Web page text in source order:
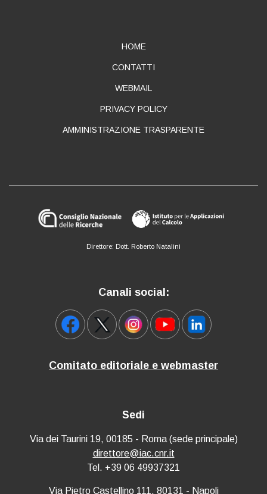
HOME
CONTATTI
WEBMAIL
PRIVACY POLICY
AMMINISTRAZIONE TRASPARENTE
Direttore: Dott. Roberto Natalini
Canali social:
Comitato editoriale e webmaster
Sedi
Via dei Taurini 19, 00185 - Roma (sede principale)
direttore@iac.cnr.it
Tel. +39 06 49937321
Via Pietro Castellino 111, 80131 - Napoli